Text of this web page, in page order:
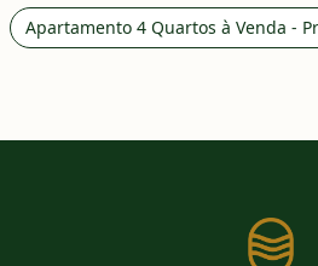
Apartamento 4 Quartos à Venda -